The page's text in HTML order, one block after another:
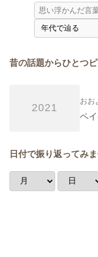
昔の話題からひとつ
2021
おお
ペ
日付で振り返ってみ